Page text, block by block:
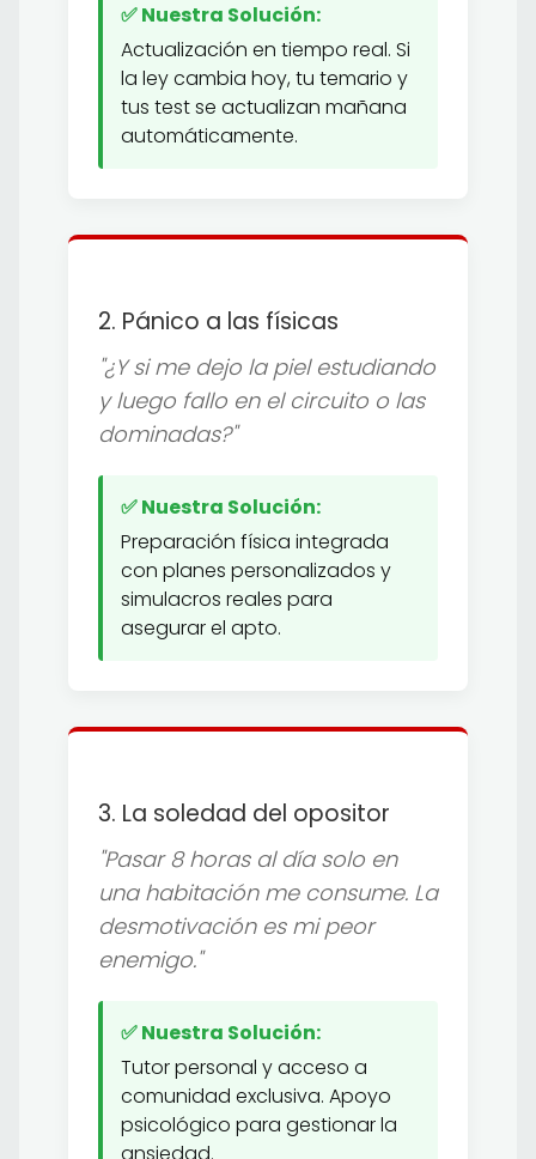
✅ Nuestra Solución:
Actualización en tiempo real. Si
la ley cambia hoy, tu temario y
tus test se actualizan mañana
automáticamente.
2. Pánico a las físicas
"¿Y si me dejo la piel estudiando
y luego fallo en el circuito o las
dominadas?"
✅ Nuestra Solución:
Preparación física integrada
con planes personalizados y
simulacros reales para
asegurar el apto.
3. La soledad del opositor
"Pasar 8 horas al día solo en
una habitación me consume. La
desmotivación es mi peor
enemigo."
✅ Nuestra Solución:
Tutor personal y acceso a
comunidad exclusiva. Apoyo
psicológico para gestionar la